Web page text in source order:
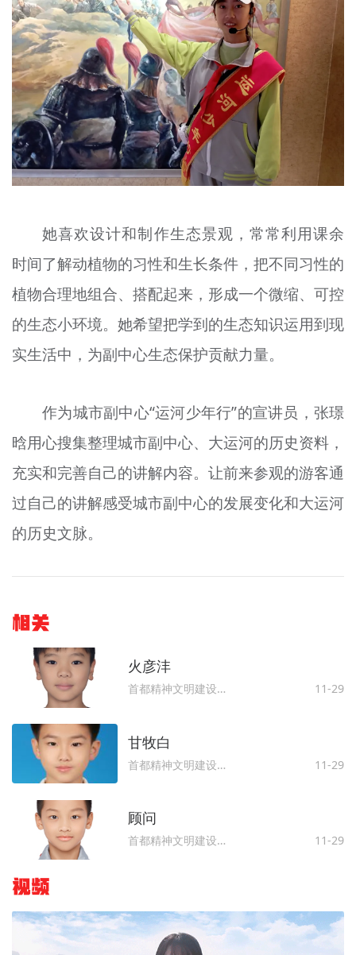
她喜欢设计和制作生态景观，常常利用课余
时间了解动植物的习性和生长条件，把不同习性的
植物合理地组合、搭配起来，形成一个微缩、可控
的生态小环境。她希望把学到的生态知识运用到现
实生活中，为副中心生态保护贡献力量。
作为城市副中心“运河少年行”的宣讲员，张璟
晗用心搜集整理城市副中心、大运河的历史资料，
充实和完善自己的讲解内容。让前来参观的游客通
过自己的讲解感受城市副中心的发展变化和大运河
的历史文脉。
相关
火彦沣
首都精神文明建设委员会办公室 11-29
甘牧白
首都精神文明建设委员会办公室 11-29
顾问
首都精神文明建设委员会办公室 11-29
视频